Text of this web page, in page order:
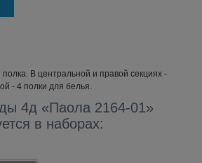
В центральной и правой секциях -
- 4 полки для белья.
4д «Паола 2164-01»
в наборах: